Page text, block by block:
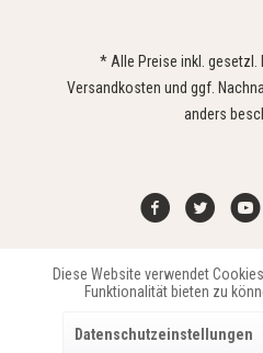
* Alle Preise inkl. gesetzl.
Versandkosten und ggf.
anders
Kontakt Widerrufsrecht
Copyright © 2021 Edona Design
Funktionale
Diese Website verwendet
Funktionalität bieten zu
Datenschutzeinstellungen